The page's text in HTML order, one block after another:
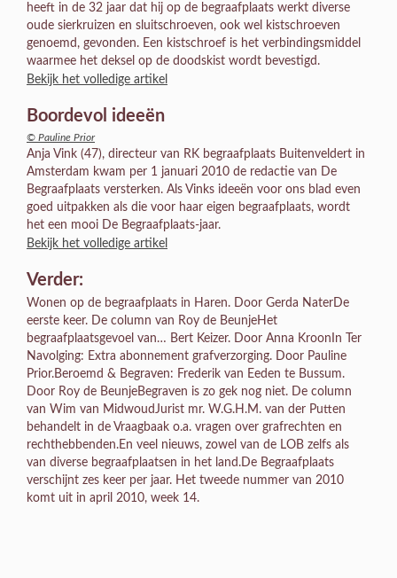
heeft in de 32 jaar dat hij op de begraafplaats werkt diverse
oude sierkruizen en sluitschroeven, ook wel kistschroeven
genoemd, gevonden. Een kistschroef is het verbindingsmiddel
waarmee het deksel op de doodskist wordt bevestigd.
Bekijk het volledige artikel
Boordevol ideeën
© Pauline Prior
Anja Vink (47), directeur van RK begraafplaats Buitenveldert in
Amsterdam kwam per 1 januari 2010 de redactie van De
Begraafplaats versterken. Als Vinks ideeën voor ons blad even
goed uitpakken als die voor haar eigen begraafplaats, wordt
het een mooi De Begraafplaats-jaar.
Bekijk het volledige artikel
Verder:
Wonen op de begraafplaats in Haren. Door Gerda NaterDe
eerste keer. De column van Roy de BeunjeHet
begraafplaatsgevoel van… Bert Keizer. Door Anna KroonIn Ter
Navolging: Extra abonnement grafverzorging. Door Pauline
Prior.Beroemd & Begraven: Frederik van Eeden te Bussum.
Door Roy de BeunjeBegraven is zo gek nog niet. De column
van Wim van MidwoudJurist mr. W.G.H.M. van der Putten
behandelt in de Vraagbaak o.a. vragen over grafrechten en
rechthebbenden.En veel nieuws, zowel van de LOB zelfs als
van diverse begraafplaatsen in het land.De Begraafplaats
verschijnt zes keer per jaar. Het tweede nummer van 2010
komt uit in april 2010, week 14.